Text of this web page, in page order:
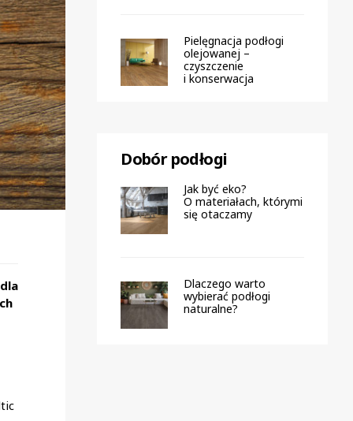
Pielęgnacja podłogi
olejowanej –
czyszczenie
i konserwacja
Dobór podłogi
Jak być eko?
O materiałach, którymi
się otaczamy
Dlaczego warto
wybierać podłogi
naturalne?